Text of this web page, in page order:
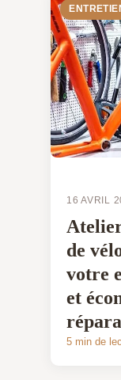
16 AVRIL
de
votre
et
5 min de